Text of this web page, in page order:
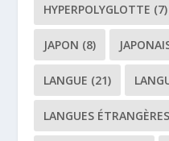
HYPERPOLYGLOTTE (7)
JAPON (8)
LANGUE (21)
LANGUES ÉTRANGÈRES